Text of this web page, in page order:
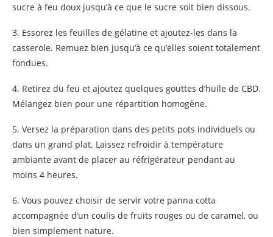
sucre à feu doux jusqu’à ce que le sucre soit bien dissous.
3. Essorez les feuilles de gélatine et ajoutez-les dans la
casserole. Remuez bien jusqu’à ce qu’elles soient totalement
fondues.
4. Retirez du feu et ajoutez quelques gouttes d’huile de CBD.
Mélangez bien pour une répartition homogène.
5. Versez la préparation dans des petits pots individuels ou
dans un grand plat. Laissez refroidir à température
ambiante avant de placer au réfrigérateur pendant au
moins 4 heures.
6. Vous pouvez choisir de servir votre panna cotta
accompagnée d’un coulis de fruits rouges ou de caramel, ou
bien simplement nature.